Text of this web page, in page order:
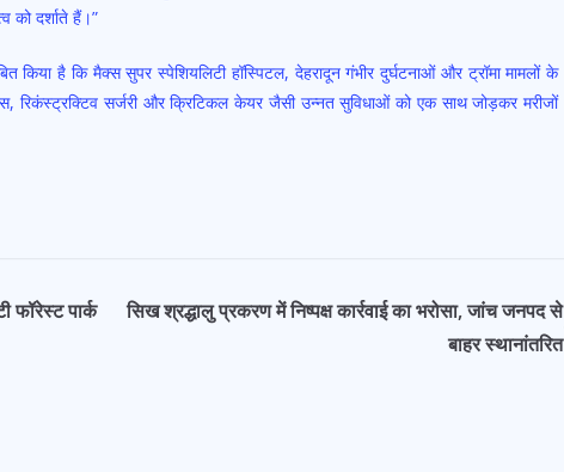
को दर्शाते हैं।”
है कि मैक्स सुपर स्पेशियलिटी हॉस्पिटल, देहरादून गंभीर दुर्घटनाओं और ट्रॉमा मामलों के
रिकंस्ट्रक्टिव सर्जरी और क्रिटिकल केयर जैसी उन्नत सुविधाओं को एक साथ जोड़कर मरीजों
फॉरेस्ट पार्क
सिख श्रद्धालु प्रकरण में निष्पक्ष कार्रवाई का भरोसा, जांच जनपद से
बाहर स्थानांतरित